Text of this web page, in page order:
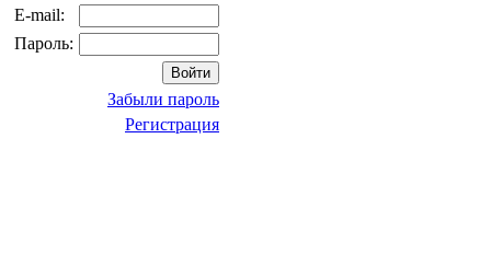
E-mail:
Пароль:
Забыли пароль
Регистрация